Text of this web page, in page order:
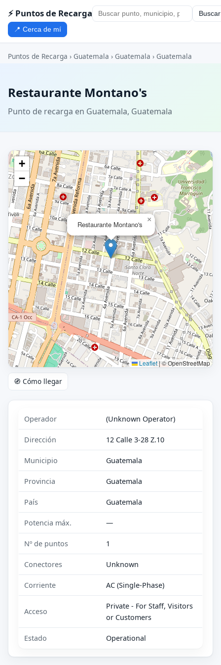
⚡ Puntos de Recarga Buscar
📍 Cerca de mí
Puntos de Recarga › Guatemala › Guatemala › Guatemala
Restaurante Montano's
Punto de recarga en Guatemala, Guatemala
Restaurante Montano's
×
+
−
Leaflet|© OpenStreetMap
🧭 Cómo llegar
Operador (Unknown Operator)
Dirección 12 Calle 3-28 Z.10
Municipio Guatemala
Provincia Guatemala
País Guatemala
Potencia máx. —
Nº de puntos 1
Conectores Unknown
Corriente AC (Single-Phase)
Acceso
Private - For Staff, Visitors
or Customers
Estado Operational